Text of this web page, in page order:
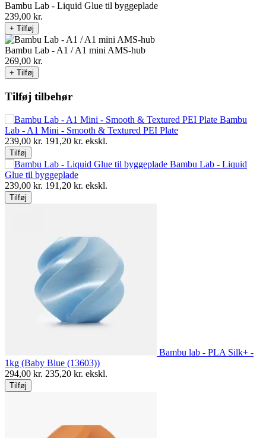
Bambu Lab - Liquid Glue til byggeplade
239,00 kr.
+ Tilføj
Bambu Lab - A1 / A1 mini AMS-hub
269,00 kr.
+ Tilføj
Tilføj tilbehør
Bambu
Lab - A1 Mini - Smooth & Textured PEI Plate
239,00 kr. 191,20 kr. ekskl.
Tilføj
Bambu Lab - Liquid
Glue til byggeplade
239,00 kr. 191,20 kr. ekskl.
Tilføj
Bambu lab - PLA Silk+ -
1kg (Baby Blue (13603))
294,00 kr. 235,20 kr. ekskl.
Tilføj